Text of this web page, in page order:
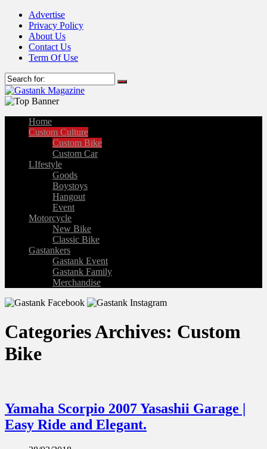
Advertise
Privacy Policy
About Us
Contact Us
Term Of Use
Home
Custom Culture
Custom Bike
Custom Car
LIfestyle
Goods
Boystoys
Hangout
Event
Motorcycle
New Bike
Classic Bike
Gastankers
Gastank Event
Gastank Family
Merchandise
Categories Archives: Custom
Bike
Yamaha Scorpio 2007 Yasashii Garage |
Easy Ride and Elegant.